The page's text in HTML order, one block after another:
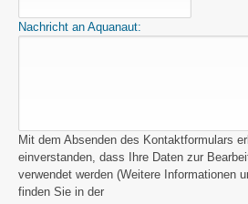
Nachricht an Aquanaut:
Mit dem Absenden des Kontaktformulars
einverstanden, dass Ihre Daten zur
verwendet werden (Weitere Informationen
finden Sie in der